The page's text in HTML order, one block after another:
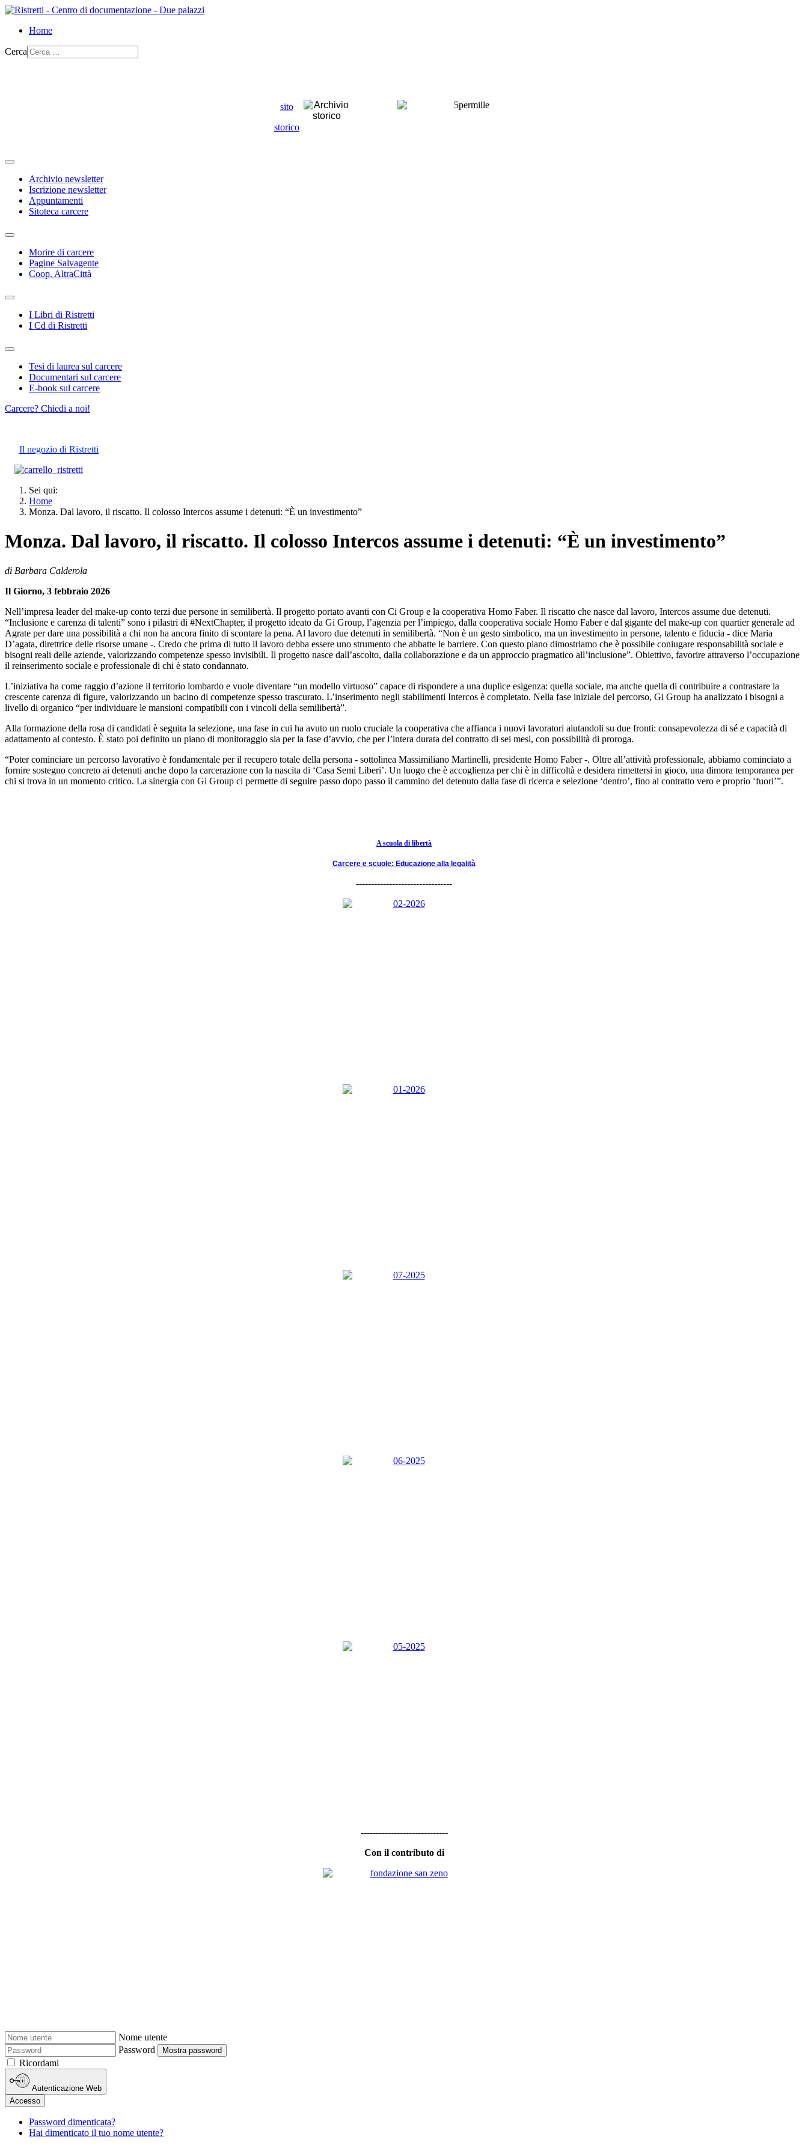
Home
Cerca
sito
storico
Archivio newsletter
Iscrizione newsletter
Appuntamenti
Sitoteca carcere
Morire di carcere
Pagine Salvagente
Coop. AltraCittà
I Libri di Ristretti
I Cd di Ristretti
Tesi di laurea sul carcere
Documentari sul carcere
E-book sul carcere
Carcere? Chiedi a noi!
Il negozio di Ristretti
Sei qui:
Home
Monza. Dal lavoro, il riscatto. Il colosso Intercos assume i detenuti: “È un investimento”
Monza. Dal lavoro, il riscatto. Il colosso Intercos assume i detenuti: “È un investimento”
di Barbara Calderola
Il Giorno, 3 febbraio 2026
Nell’impresa leader del make-up conto terzi due persone in semilibertà. Il progetto portato avanti con Ci Group e la cooperativa Homo Faber. Il riscatto che nasce dal lavoro, Intercos assume due detenuti.
“Inclusione e carenza di talenti” sono i pilastri di #NextChapter, il progetto ideato da Gi Group, l’agenzia per l’impiego, dalla cooperativa sociale Homo Faber e dal gigante del make-up con quartier generale ad
Agrate per dare una possibilità a chi non ha ancora finito di scontare la pena. Al lavoro due detenuti in semilibertà. “Non è un gesto simbolico, ma un investimento in persone, talento e fiducia - dice Maria
D’agata, direttrice delle risorse umane -. Credo che prima di tutto il lavoro debba essere uno strumento che abbatte le barriere. Con questo piano dimostriamo che è possibile coniugare responsabilità sociale e
bisogni reali delle aziende, valorizzando competenze spesso invisibili. Il progetto nasce dall’ascolto, dalla collaborazione e da un approccio pragmatico all’inclusione”. Obiettivo, favorire attraverso l’occupazione
il reinserimento sociale e professionale di chi è stato condannato.
L’iniziativa ha come raggio d’azione il territorio lombardo e vuole diventare “un modello virtuoso” capace di rispondere a una duplice esigenza: quella sociale, ma anche quella di contribuire a contrastare la
crescente carenza di figure, valorizzando un bacino di competenze spesso trascurato. L’inserimento negli stabilimenti Intercos è completato. Nella fase iniziale del percorso, Gi Group ha analizzato i bisogni a
livello di organico “per individuare le mansioni compatibili con i vincoli della semilibertà”.
Alla formazione della rosa di candidati è seguita la selezione, una fase in cui ha avuto un ruolo cruciale la cooperativa che affianca i nuovi lavoratori aiutandoli su due fronti: consapevolezza di sé e capacità di
adattamento al contesto. È stato poi definito un piano di monitoraggio sia per la fase d’avvio, che per l’intera durata del contratto di sei mesi, con possibilità di proroga.
“Poter cominciare un percorso lavorativo è fondamentale per il recupero totale della persona - sottolinea Massimiliano Martinelli, presidente Homo Faber -. Oltre all’attività professionale, abbiamo cominciato a
fornire sostegno concreto ai detenuti anche dopo la carcerazione con la nascita di ‘Casa Semi Liberi’. Un luogo che è accoglienza per chi è in difficoltà e desidera rimettersi in gioco, una dimora temporanea per
chi si trova in un momento critico. La sinergia con Gi Group ci permette di seguire passo dopo passo il cammino del detenuto dalla fase di ricerca e selezione ‘dentro’, fino al contratto vero e proprio ‘fuori’”.
A scuola di libertà
Carcere e scuole: Educazione alla legalità
--------------------------------
-----------------------------
Con il contributo di
Nome utente
Password
Mostra password
Ricordami
Autenticazione Web
Accesso
Password dimenticata?
Hai dimenticato il tuo nome utente?